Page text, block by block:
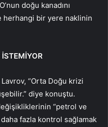
doğu kanadını
herhangi bir yere naklinin
“Orta Doğu krizi
diye konuştu.
“petrol ve
fazla kontrol sağlamak